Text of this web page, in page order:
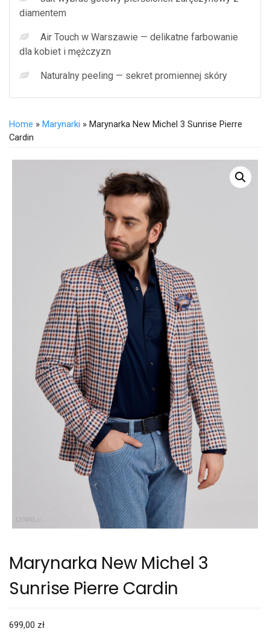
diamentem
Air Touch w Warszawie — delikatne farbowanie
dla kobiet i mężczyzn
Naturalny peeling — sekret promiennej skóry
Home » Marynarki » Marynarka New Michel 3 Sunrise Pierre
Cardin
Marynarka New Michel 3
Sunrise Pierre Cardin
699,00 zł